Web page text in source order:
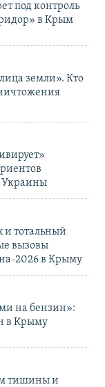
под контроль
в Крым
земли». Кто
Украины
и тотальный
вызовы
2026 в Крыму
на бензин»:
в Крыму
тишины и